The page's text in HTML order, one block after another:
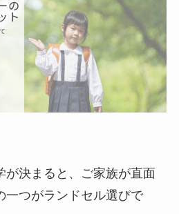
が決まると、ご家族が直面
一つがランドセル選びで